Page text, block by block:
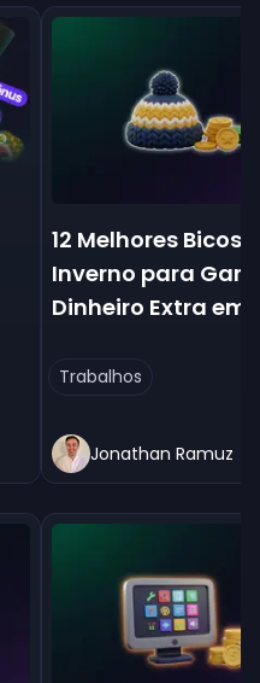
12 Melhores Bicos
Inverno para
Dinheiro Extra em
Trabalhos
Jonathan Ramuz